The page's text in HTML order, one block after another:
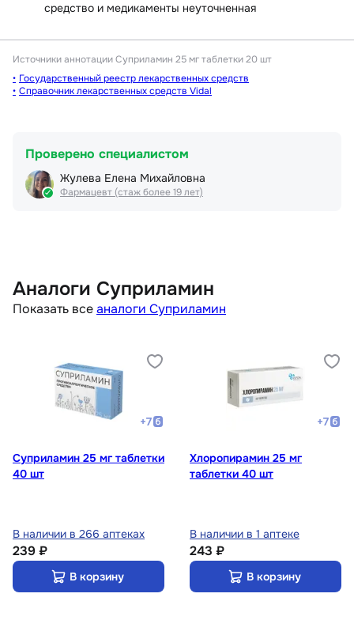
средство и медикаменты неуточненная
Источники аннотацииСуприламин 25 мг таблетки 20 шт
Государственный реестр лекарственных средств
Справочник лекарственных средств Vidal
Проверено специалистом
Жулева Елена Михайловна
Фармацевт (стаж более 19 лет)
Аналоги Суприламин
Показать всеаналоги Суприламин
+7
Суприламин 25 мг таблетки
40 шт
В наличии в 266 аптеках
239 ₽
В корзину
+7
Хлоропирамин 25 мг
таблетки 40 шт
В наличии в 1 аптеке
243 ₽
В корзину